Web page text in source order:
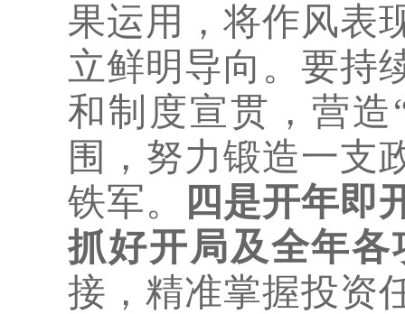
果运用，将作风表
立鲜明导向。要持
和制度宣贯，营造
围，努力锻造一支
铁军。
四是开年即
抓好开局及全年各
接，精准掌握投资